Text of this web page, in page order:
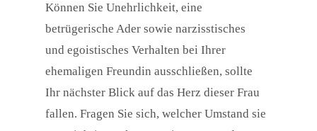
Können Sie Unehrlichkeit, eine
betrügerische Ader sowie narzisstisches
und egoistisches Verhalten bei Ihrer
ehemaligen Freundin ausschließen, sollte
Ihr nächster Blick auf das Herz dieser Frau
fallen. Fragen Sie sich, welcher Umstand sie